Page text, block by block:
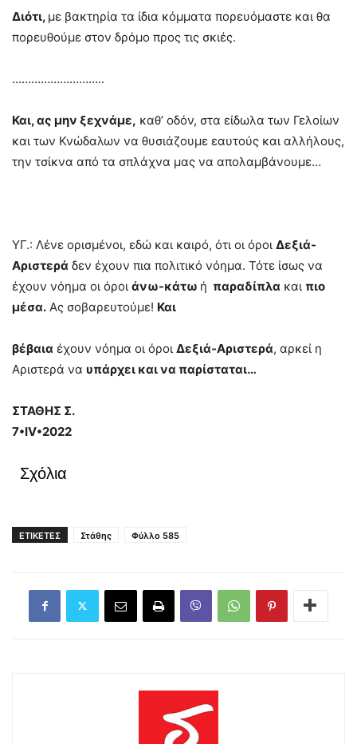
Διότι, με βακτηρία τα ίδια κόμματα πορευόμαστε και θα
πορευθούμε στον δρόμο προς τις σκιές.
………………………..
Και, ας μην ξεχνάμε, καθ’ οδόν, στα είδωλα των Γελοίων
και των Κνώδαλων να θυσιάζουμε εαυτούς και αλλήλους,
την τσίκνα από τα σπλάχνα μας να απολαμβάνουμε…
ΥΓ.: Λένε ορισμένοι, εδώ και καιρό, ότι οι όροι Δεξιά-
Αριστερά δεν έχουν πια πολιτικό νόημα. Τότε ίσως να
έχουν νόημα οι όροι άνω-κάτω ή παραδίπλα και πιο
μέσα. Ας σοβαρευτούμε! Και
βέβαια έχουν νόημα οι όροι Δεξιά-Αριστερά, αρκεί η
Αριστερά να υπάρχει και να παρίσταται…
ΣΤΑΘΗΣ Σ.
7•IV•2022
Σχόλια
ΕΤΙΚΕΤΕΣ Στάθης Φύλλο 585